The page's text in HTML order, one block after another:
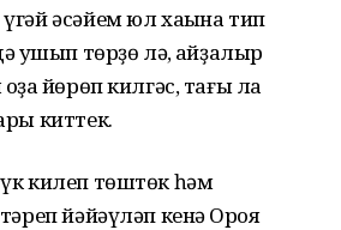
әсәйем юл хаҡына тип
ҡушып төрҙө лә, ҡайҙалыр
йөрөп килгәс, тағы ла
киттек.
килеп төштөк һәм
йәйәүләп кенә Орҡоя